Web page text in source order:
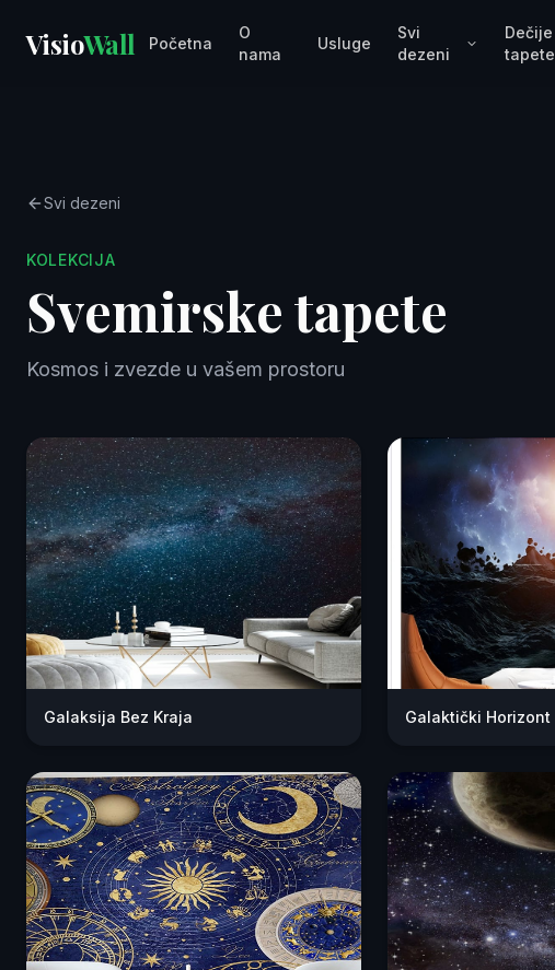
VisioWall Početna
O
nama
Usluge
Svi
dezeni
Dečije
tapete
Svi dezeni
KOLEKCIJA
Svemirske tapete
Kosmos i zvezde u vašem prostoru
Galaksija Bez Kraja Galaktički Horizont